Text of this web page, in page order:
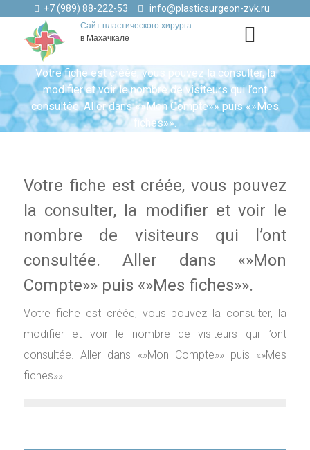
+7 (989) 88-222-53 info@plasticsurgeon-zvk.ru
Сайт пластического хирурга
в Махачкале
Votre fiche est créée, vous pouvez la consulter, la
modifier et voir le nombre de visiteurs qui l’ont
consultée. Aller dans «»Mon Compte»» puis «»Mes
fiches»».
Votre fiche est créée, vous pouvez
la consulter, la modifier et voir le
nombre de visiteurs qui l’ont
consultée. Aller dans «»Mon
Compte»» puis «»Mes fiches»».
Votre fiche est créée, vous pouvez la consulter, la
modifier et voir le nombre de visiteurs qui l’ont
consultée. Aller dans «»Mon Compte»» puis «»Mes
fiches»».